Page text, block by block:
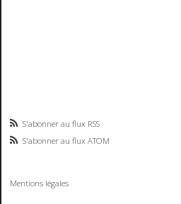
S'abonner au flux RSS
S'abonner au flux ATOM
Mentions légales